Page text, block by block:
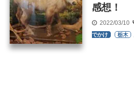
感想！
2022/03/10
でかけ
栃木